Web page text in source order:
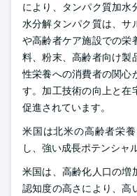
により、タンパク質加水
水分解タンパク質は、サ
や高齢者ケア施設での栄
料、粉末、高齢者向け製
性栄養への消費者の関心
す。加工技術の向上と在
促進されています。
米国は北米の高齢者栄
し、強い成長ポテンシャ
米国は、高齢化人口の増
認知度の高さにより、高